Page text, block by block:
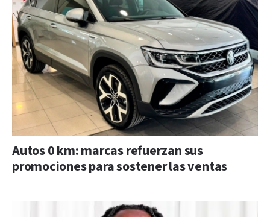
Autos 0 km: marcas refuerzan sus
promociones para sostener las ventas